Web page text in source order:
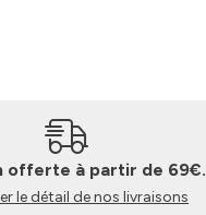
offerte à partir de 69€.
le détail de nos livraisons